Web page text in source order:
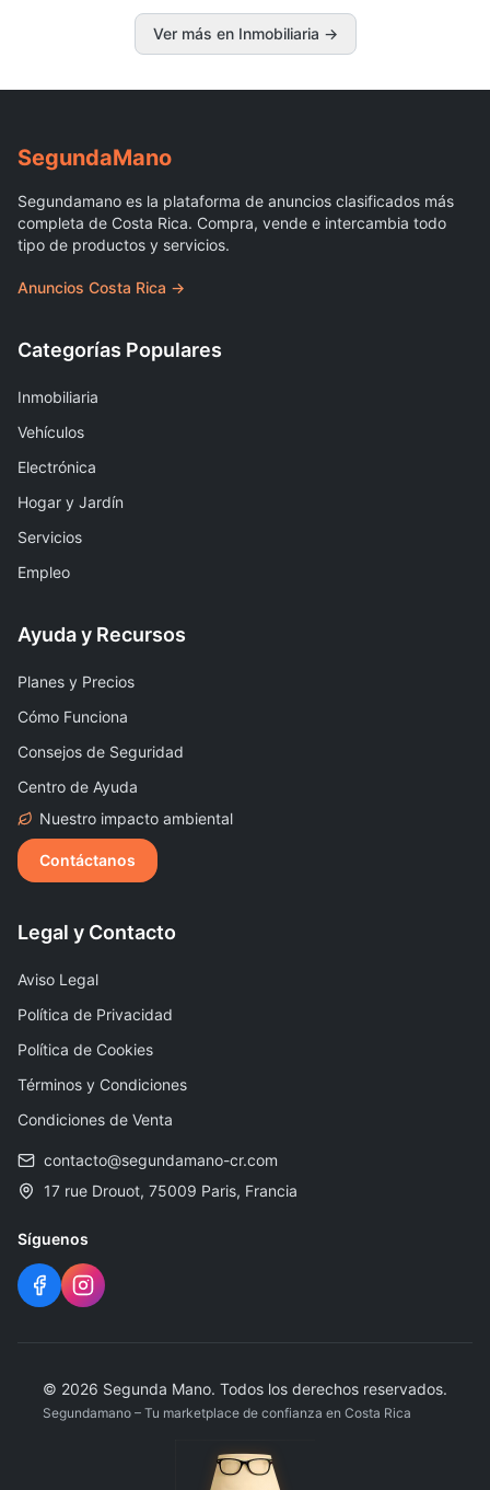
Ver más en Inmobiliaria →
SegundaMano
Segundamano es la plataforma de anuncios clasificados más
completa de Costa Rica. Compra, vende e intercambia todo
tipo de productos y servicios.
Anuncios Costa Rica →
Categorías Populares
Inmobiliaria
Vehículos
Electrónica
Hogar y Jardín
Servicios
Empleo
Ayuda y Recursos
Planes y Precios
Cómo Funciona
Consejos de Seguridad
Centro de Ayuda
Nuestro impacto ambiental
Contáctanos
Legal y Contacto
Aviso Legal
Política de Privacidad
Política de Cookies
Términos y Condiciones
Condiciones de Venta
contacto@segundamano-cr.com
17 rue Drouot, 75009 Paris, Francia
Síguenos
© 2026 Segunda Mano. Todos los derechos reservados.
Segundamano – Tu marketplace de confianza en Costa Rica